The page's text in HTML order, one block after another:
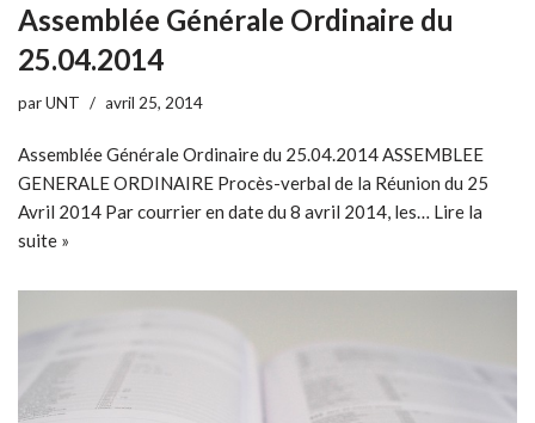
Assemblée Générale Ordinaire du
25.04.2014
parUNT avril 25, 2014
Assemblée Générale Ordinaire du 25.04.2014 ASSEMBLEE
GENERALE ORDINAIRE Procès-verbal de la Réunion du 25
Avril 2014 Par courrier en date du 8 avril 2014, les… Lire la
suite »